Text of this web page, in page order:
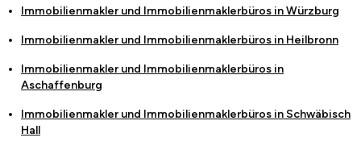
Immobilienmakler und Immobilienmaklerbüros inWürzburg
Immobilienmakler und Immobilienmaklerbüros in Heilbronn
Immobilienmakler und Immobilienmaklerbüros in
Aschaffenburg
Immobilienmakler und Immobilienmaklerbüros in Schwäbisch
Hall